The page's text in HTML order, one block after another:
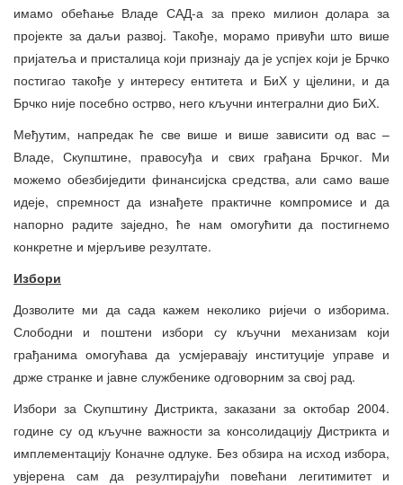
имамо обећање Владе САД-а за преко милион долара за
пројекте за даљи развој. Такође, морамо привући што више
пријатеља и присталица који признају да је успјех који је Брчко
постигао такође у интересу ентитета и БиХ у цјелини, и да
Брчко није посебно острво, него кључни интегрални дио БиХ.
Међутим, напредак ће све више и више зависити од вас –
Владе, Скупштине, правосуђа и свих грађана Брчког. Ми
можемо обезбиједити финансијска средства, али само ваше
идеје, спремност да изнађете практичне компромисе и да
напорно радите заједно, ће нам омогућити да постигнемо
конкретне и мјерљиве резултате.
Избори
Дозволите ми да сада кажем неколико ријечи о изборима.
Слободни и поштени избори су кључни механизам који
грађанима омогућава да усмјеравају институције управе и
држе странке и јавне службенике одговорним за свој рад.
Избори за Скупштину Дистрикта, заказани за октобар 2004.
године су од кључне важности за консолидацију Дистрикта и
имплементацију Коначне одлуке. Без обзира на исход избора,
увјерена сам да резултирајући повећани легитимитет и